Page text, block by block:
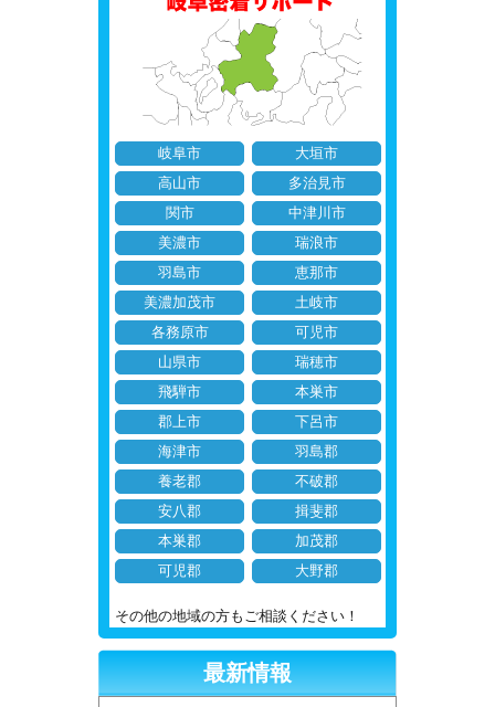
岐阜市
大垣市
高山市
多治見市
関市
中津川市
美濃市
瑞浪市
羽島市
恵那市
美濃加茂市
土岐市
各務原市
可児市
山県市
瑞穂市
飛騨市
本巣市
郡上市
下呂市
海津市
羽島郡
養老郡
不破郡
安八郡
揖斐郡
本巣郡
加茂郡
可児郡
大野郡
その他の地域の方もご相談ください！
最新情報